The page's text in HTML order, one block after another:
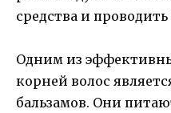
средства и
Одним из
корней волос
бальзамов. Они